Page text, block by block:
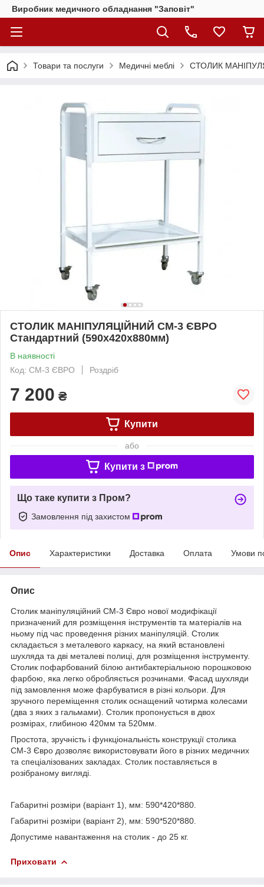
Виробник медичного обладнання "Заповіт"
Товари та послуги Медичні меблі СТОЛИК
СТОЛИК МАНІПУЛЯЦІЙНИЙ СМ-3 ЄВРО
Стандартний (590х420х880мм)
В наявності
Код: СМ-3 ЄВРО
Роздріб
7 200 ₴
Купити
або
Купити з
Що таке купити з Пром?
Замовлення під захистом
Опис Характеристики Доставка Оплата Умови
Опис
Столик маніпуляційний СМ-3 Євро нової модифікації
призначений для розміщення інструментів та матеріалів на
ньому під час проведення різних маніпуляцій. Столик
складається з металевого каркасу, на який встановлені
шухляда та дві металеві полиці, для розміщення інструменту.
Столик пофарбований білою антибактеріальною порошковою
фарбою, яка легко обробляється розчинами. Фасад шухляди
під замовлення може фарбуватися в різні кольори. Для
зручного переміщення столик оснащений чотирма колесами
(два з яких з гальмами). Столик пропонується в двох
розмірах, глибиною 420мм та 520мм.
Простота, зручність і функціональність конструкції столика
СМ-3 Євро дозволяє використовувати його в різних медичних
та спеціалізованих закладах. Столик поставляється в
розібраному вигляді.
Габаритні розміри (варіант 1), мм: 590*420*880.
Габаритні розміри (варіант 2), мм: 590*520*880.
Допустиме навантаження на столик - до 25 кг.
Приховати